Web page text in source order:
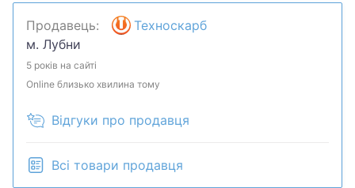
излучателями, обеспечивающими мощный, чистый
звук с глубокими басами. Поддержка технологии
Bluetooth 5.3 и Auracast позволяет подключать до
двух устройств одновременно и транслировать
аудио на несколько колонок. Встроенный
воспроизведения при умеренной громкости.
(водонепроницаемость и пылезащита). Данный
Продавець:
Техноскарб
м. Лубни
5 років на сайті
Online близько хвилина тому
Відгуки про продавця
Всі товари продавця